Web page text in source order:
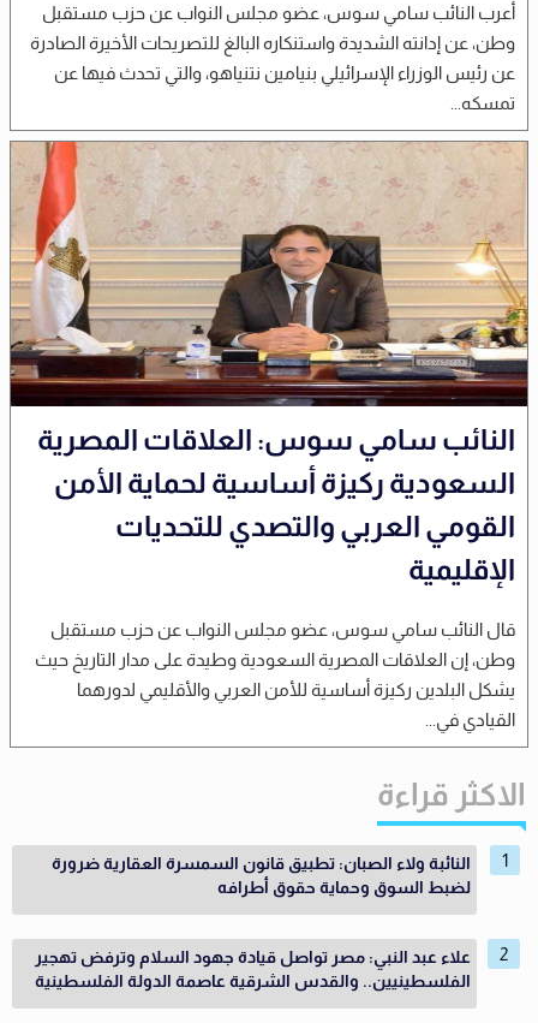
أعرب النائب سامي سوس، عضو مجلس النواب عن حزب مستقبل
وطن، عن إدانته الشديدة واستنكاره البالغ للتصريحات الأخيرة الصادرة
عن رئيس الوزراء الإسرائيلي بنيامين نتنياهو، والتي تحدث فيها عن
تمسكه...
النائب سامي سوس: العلاقات المصرية
السعودية ركيزة أساسية لحماية الأمن
القومي العربي والتصدي للتحديات
الإقليمية
قال النائب سامي سوس، عضو مجلس النواب عن حزب مستقبل
وطن، إن العلاقات المصرية السعودية وطيدة على مدار التاريخ حيث
يشكل البلدين ركيزة أساسية للأمن العربي والأقليمي لدورهما
القيادي في...
الاكثر قراءة
النائبة ولاء الصبان: تطبيق قانون السمسرة العقارية ضرورة
لضبط السوق وحماية حقوق أطرافه
علاء عبد النبي: مصر تواصل قيادة جهود السلام وترفض تهجير
الفلسطينيين.. والقدس الشرقية عاصمة الدولة الفلسطينية